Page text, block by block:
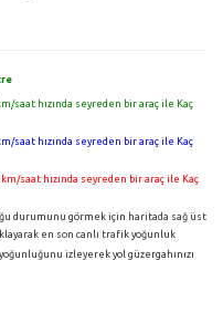
saat hızında seyreden bir araç ile Kaç
saat hızında seyreden bir araç ile Kaç
saat hızında seyreden bir araç ile Kaç
durumunu görmek için haritada sağ üst
en son canlı trafik yoğunluk
yoğunluğunu izleyerek yol güzergahınızı